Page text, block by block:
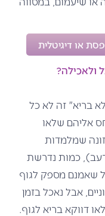
או דיגיטלית
ולאכילה?
בריא" זה לא כל
אליהם שלאו
שמלמדות
כמות נדרשת
שאמנם מספק לגוף
אבל נאכל בזמן
דווקא בריא לגוף.